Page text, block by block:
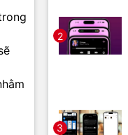
2
3